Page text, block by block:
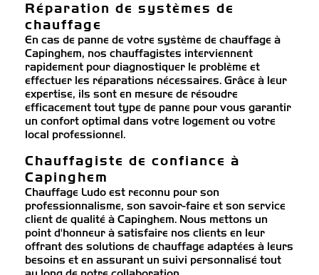
Réparation de systèmes de
chauffage
En cas de panne de votre système de chauffage à
Capinghem, nos chauffagistes interviennent
rapidement pour diagnostiquer le problème et
effectuer les réparations nécessaires. Grâce à leur
expertise, ils sont en mesure de résoudre
efficacement tout type de panne pour vous garantir
un confort optimal dans votre logement ou votre
local professionnel.
Chauffagiste de confiance à
Capinghem
Chauffage Ludo est reconnu pour son
professionnalisme, son savoir-faire et son service
client de qualité à Capinghem. Nous mettons un
point d'honneur à satisfaire nos clients en leur
offrant des solutions de chauffage adaptées à leurs
besoins et en assurant un suivi personnalisé tout